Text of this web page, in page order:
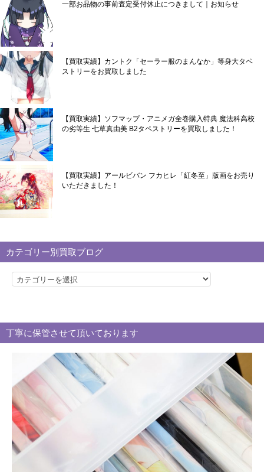
一部お品物の事前査定受付休止につきまして｜お知らせ
【買取実績】カントク「セーラー服のまんなか」等身大タペ
ストリーをお買取しました
【買取実績】ソフマップ・アニメガ全巻購入特典 魔法科高校
の劣等生 七草真由美 B2タペストリーを買取しました！
【買取実績】アールビバン フカヒレ「紅冬至」版画をお売り
いただきました！
カテゴリー別買取ブログ
カ
リ
ー
ロ
グ
丁寧に保管させて頂いております